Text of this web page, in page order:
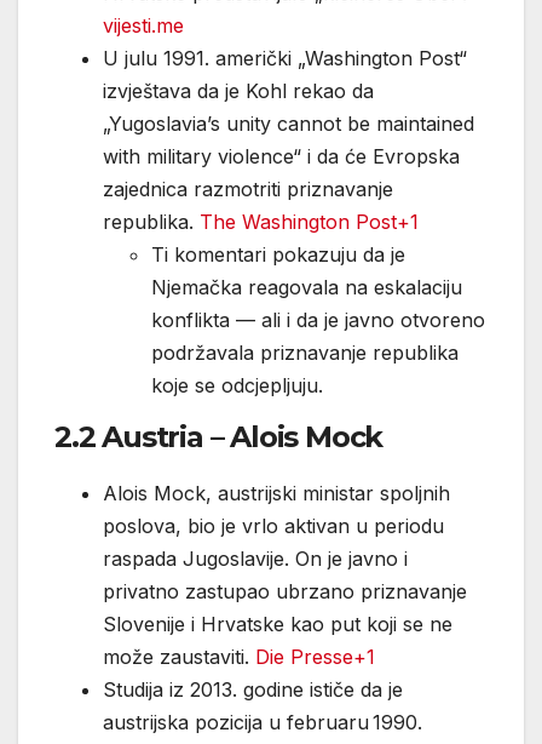
vijesti.me
U julu 1991. američki „Washington Post“
izvještava da je Kohl rekao da
„Yugoslavia’s unity cannot be maintained
with military violence“ i da će Evropska
zajednica razmotriti priznavanje
republika. The Washington Post+1
Ti komentari pokazuju da je
Njemačka reagovala na eskalaciju
konflikta — ali i da je javno otvoreno
podržavala priznavanje republika
koje se odcjepljuju.
2.2 Austria – Alois Mock
Alois Mock, austrijski ministar spoljnih
poslova, bio je vrlo aktivan u periodu
raspada Jugoslavije. On je javno i
privatno zastupao ubrzano priznavanje
Slovenije i Hrvatske kao put koji se ne
može zaustaviti. Die Presse+1
Studija iz 2013. godine ističe da je
austrijska pozicija u februaru 1990.